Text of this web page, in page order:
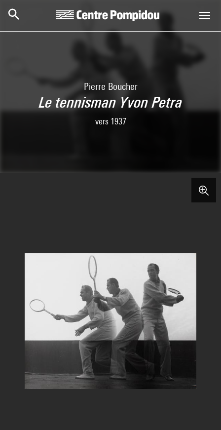
Pierre Boucher
Le tennisman Yvon Petra
vers 1937